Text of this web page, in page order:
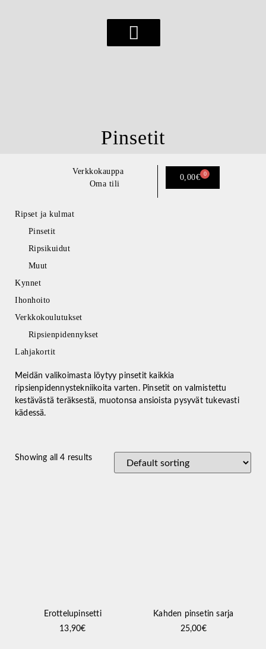
Pinsetit
Verkkokauppa
Oma tili
0,00€ 0
Ripset ja kulmat
Pinsetit
Ripsikuidut
Muut
Kynnet
Ihonhoito
Verkkokoulutukset
Ripsienpidennykset
Lahjakortit
Meidän valikoimasta löytyy pinsetit kaikkia
ripsienpidennystekniikoita varten. Pinsetit on valmistettu
kestävästä teräksestä, muotonsa ansioista pysyvät tukevasti
kädessä.
Showing all 4 results
Erottelupinsetti
13,90€
Kahden pinsetin sarja
25,00€